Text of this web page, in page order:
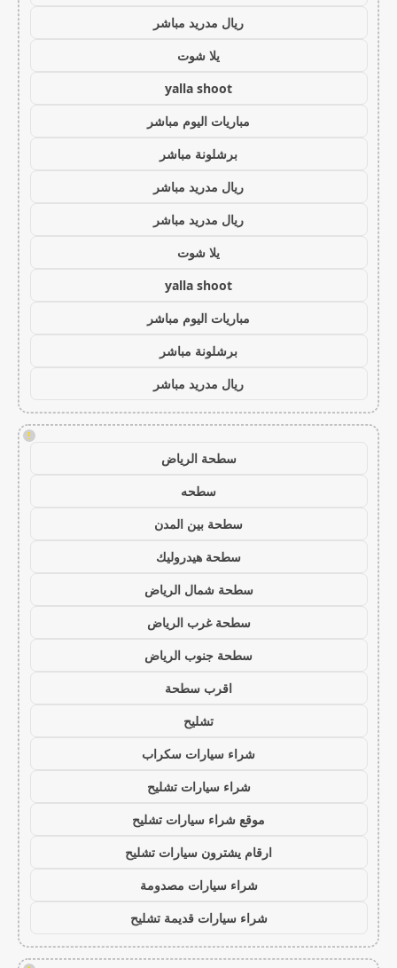
ريال مدريد مباشر
يلا شوت
yalla shoot
مباريات اليوم مباشر
برشلونة مباشر
ريال مدريد مباشر
ريال مدريد مباشر
يلا شوت
yalla shoot
مباريات اليوم مباشر
برشلونة مباشر
ريال مدريد مباشر
!
سطحة الرياض
سطحه
سطحة بين المدن
سطحة هيدروليك
سطحة شمال الرياض
سطحة غرب الرياض
سطحة جنوب الرياض
اقرب سطحة
تشليح
شراء سيارات سكراب
شراء سيارات تشليح
موقع شراء سيارات تشليح
ارقام يشترون سيارات تشليح
شراء سيارات مصدومة
شراء سيارات قديمة تشليح